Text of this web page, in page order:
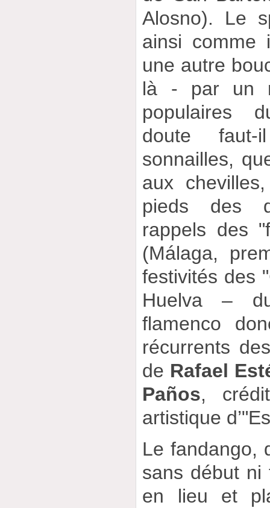
Alosno). Le
ainsi comme
une autre
là - par un
populaires
doute
sonnailles,
aux
pieds des
rappels des
(Málaga,
festivités des
Huelva –
flamenco
récurrents
de Rafael
Paños,
artistique
Le fandango,
sans début ni
en lieu et